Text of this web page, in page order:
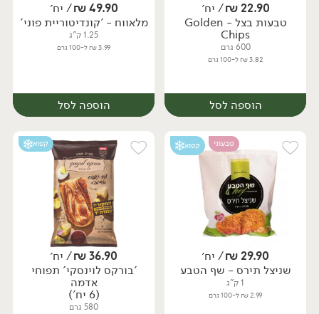
יח׳ יח׳
22.90
₪/ יח׳
טבעות בצל - Golden
Chips
600 גרם
3.82 ₪ ל-100 גרם
הוספה לסל
יח׳
49.90
₪/ יח׳
מלאווח - 'קונדיטוריית פוני'
1.25 ק"ג
3.99 ₪ ל-100 גרם
הוספה לסל
יח׳
טבעוני קפוא
29.90
₪/ יח׳
שניצל תירס - שף הטבע
1 ק"ג
2.99 ₪ ל-100 גרם
קפוא
36.90
₪/ יח׳
'בורקס לוינסקי' תפוחי
אדמה
(6 יח')
580 גרם